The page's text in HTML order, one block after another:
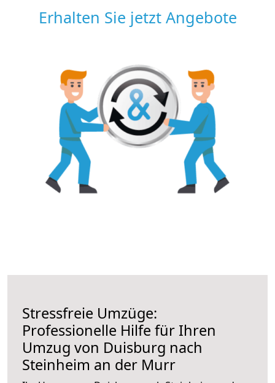
Erhalten Sie jetzt Angebote
Stressfreie Umzüge:
Professionelle Hilfe für Ihren
Umzug von Duisburg nach
Steinheim an der Murr